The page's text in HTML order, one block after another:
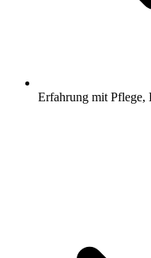
Erfahrung mit Pflege,